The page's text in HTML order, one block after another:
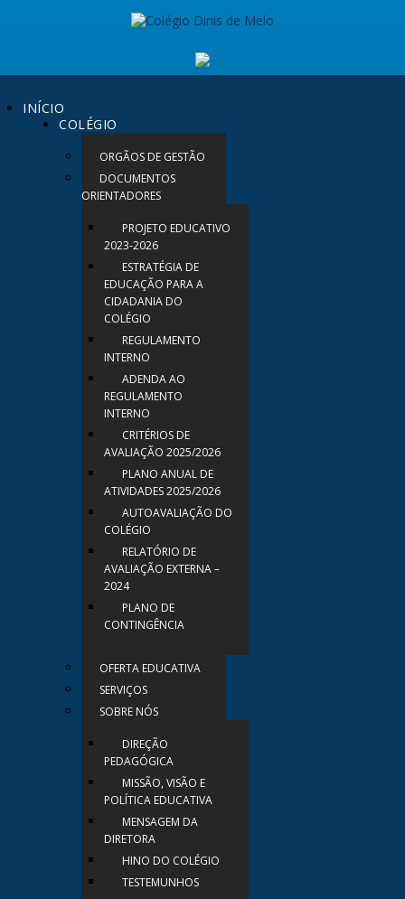
INÍCIO
COLÉGIO
ORGÃOS DE GESTÃO
DOCUMENTOS
ORIENTADORES
PROJETO EDUCATIVO
2023-2026
ESTRATÉGIA DE
EDUCAÇÃO PARA A
CIDADANIA DO
COLÉGIO
REGULAMENTO
INTERNO
ADENDA AO
REGULAMENTO
INTERNO
CRITÉRIOS DE
AVALIAÇÃO 2025/2026
PLANO ANUAL DE
ATIVIDADES 2025/2026
AUTOAVALIAÇÃO DO
COLÉGIO
RELATÓRIO DE
AVALIAÇÃO EXTERNA –
2024
PLANO DE
CONTINGÊNCIA
OFERTA EDUCATIVA
SERVIÇOS
SOBRE NÓS
DIREÇÃO
PEDAGÓGICA
MISSÃO, VISÃO E
POLÍTICA EDUCATIVA
MENSAGEM DA
DIRETORA
HINO DO COLÉGIO
TESTEMUNHOS